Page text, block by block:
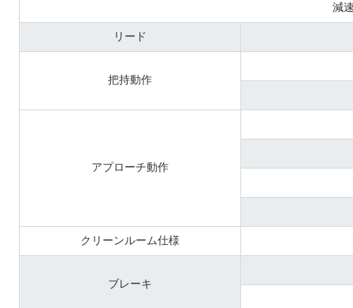
減
リード
把持動作
アプローチ動作
クリーンルーム仕様
ブレーキ